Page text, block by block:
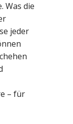
Was die
jeder
– für